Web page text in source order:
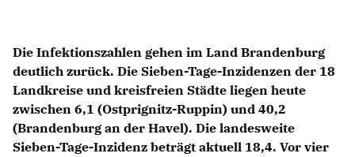
Die Infektionszahlen gehen im Land Brandenburg
deutlich zurück. Die Sieben-Tage-Inzidenzen der 18
Landkreise und kreisfreien Städte liegen heute
zwischen 6,1 (Ostprignitz-Ruppin) und 40,2
(Brandenburg an der Havel). Die landesweite
Sieben-Tage-Inzidenz beträgt aktuell 18,4. Vor vier